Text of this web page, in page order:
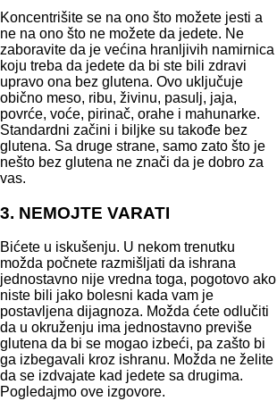
Koncentrišite se na ono što možete jesti a
ne na ono što ne možete da jedete. Ne
zaboravite da je većina hranljivih namirnica
koju treba da jedete da bi ste bili zdravi
upravo ona bez glutena. Ovo uključuje
obično meso, ribu, živinu, pasulj, jaja,
povrće, voće, pirinač, orahe i mahunarke.
Standardni začini i biljke su takođe bez
glutena. Sa druge strane, samo zato što je
nešto bez glutena ne znači da je dobro za
vas.
3. NEMOJTE VARATI
Bićete u iskušenju. U nekom trenutku
možda počnete razmišljati da ishrana
jednostavno nije vredna toga, pogotovo ako
niste bili jako bolesni kada vam je
postavljena dijagnoza. Možda ćete odlučiti
da u okruženju ima jednostavno previše
glutena da bi se mogao izbeći, pa zašto bi
ga izbegavali kroz ishranu. Možda ne želite
da se izdvajate kad jedete sa drugima.
Pogledajmo ove izgovore.